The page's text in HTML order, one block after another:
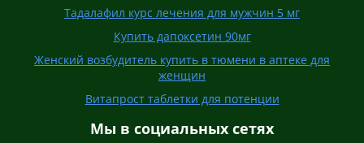
Тадалафил курс лечения для мужчин 5 мг
Купить дапоксетин 90мг
Женский возбудитель купить в тюмени в аптеке для
женщин
Витапрост таблетки для потенции
Мы в социальных сетях